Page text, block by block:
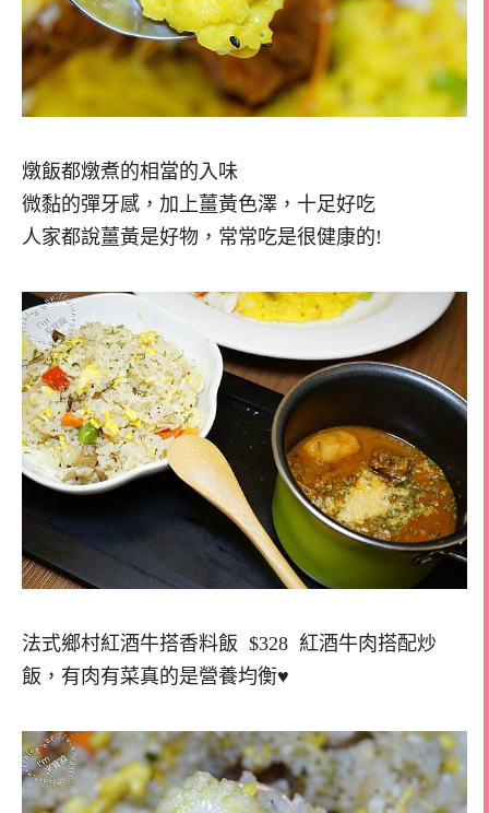
燉飯都燉煮的相當的入味
微黏的彈牙感，加上薑黃色澤，十足好吃
人家都說薑黃是好物，常常吃是很健康的!
法式鄉村紅酒牛搭香料飯 $328 紅酒牛肉搭配炒
飯，有肉有菜真的是營養均衡♥